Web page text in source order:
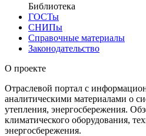
Библиотека
ГОСТы
СНИПы
Справочные материалы
Законодательство
О проекте
Отраслевой портал с
аналитическими материалами о
утепления, энергосбережения.
климатического оборудования,
энергосбережения.